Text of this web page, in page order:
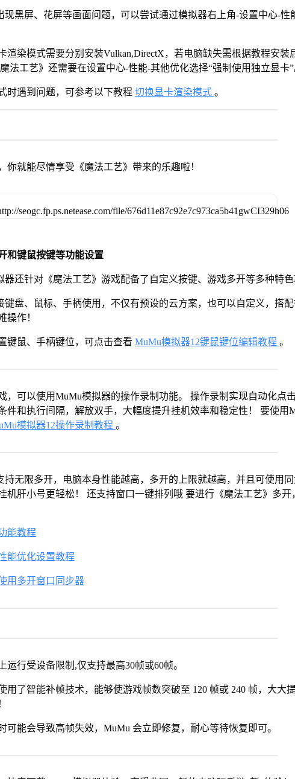
现黑屏、花屏等画面问题，可以尝试通过模拟器右上角-设置中心-性
渲染模式需要分别安装Vulkan,DirectX，若电脑缺失需根据教程安装
法工艺》还需要在设置中心-性能-其他优化选择“强制使用独立显卡”
时遇到问题，可参考以下教程 切换显卡渲染模式 。
你就能尽情享受《魔法工艺》带来的乐趣啦！
和键鼠按键等功能设置
器还针对《魔法工艺》游戏配备了自定义按键、游戏多开等多种特色
键盘、鼠标、手柄使用，不仅有预设的云方案，也可以自定义，搭配
操作！
键鼠、手柄键位，可点击查看 MuMu模拟器12键鼠键位编辑教程 。
，可以使用MuMu模拟器的操作录制功能。 操作录制实现自动化点击
件和执行间隔，解放双手，大幅度提升挂机效率和稳定性！ 要使用
模拟器12操作录制教程 。
持无限多开，电脑本身性能越高，多开的上限就越高，并且可使用
机肝小号更轻松！ 还支持窗口一键排列哦 要进行《魔法工艺》多开
能教程
能优化设置教程
用多开窗口同步器
运行受设备限制,仅支持最高30帧或60帧。
用了智能补帧技术，能够使游戏帧数突破至 120 帧或 240 帧，大大提
可能会导致高帧失效，MuMu 会立即修复，耐心等待恢复即可。